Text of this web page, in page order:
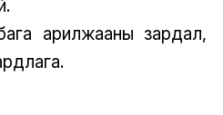
арилжааны зардал,